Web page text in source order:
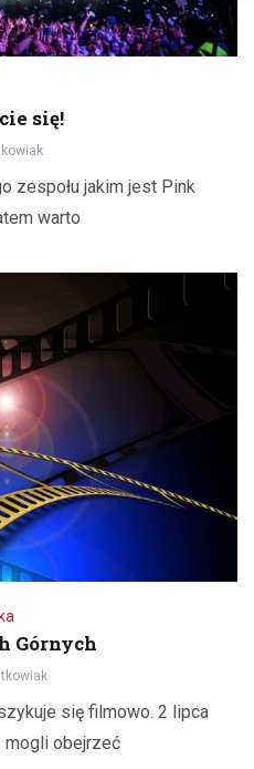
się!
zespołu jakim jest Pink
warto
Górnych
się filmowo. 2 lipca
mogli obejrzeć